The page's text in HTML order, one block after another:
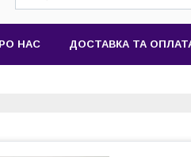
НАС ДОСТАВКА ТА